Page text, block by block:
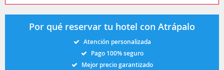
Por qué reservar tu hotel con Atrápalo
Atención personalizada
Pago 100% seguro
Mejor precio garantizado